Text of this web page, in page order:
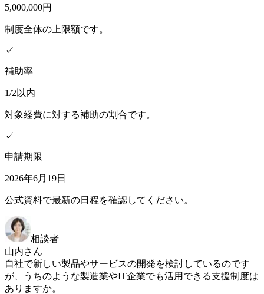
5,000,000円
制度全体の上限額です。
✓
補助率
1/2以内
対象経費に対する補助の割合です。
✓
申請期限
2026年6月19日
公式資料で最新の日程を確認してください。
相談者
山内さん
自社で新しい製品やサービスの開発を検討しているのです
が、うちのような製造業やIT企業でも活用できる支援制度は
ありますか。